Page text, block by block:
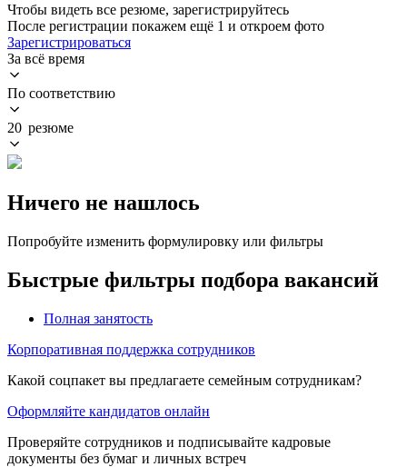
Чтобы видеть все резюме, зарегистрируйтесь
После регистрации покажем ещё 1 и откроем фото
Зарегистрироваться
За всё время
По соответствию
20 резюме
Ничего не нашлось
Попробуйте изменить формулировку или фильтры
Быстрые фильтры подбора вакансий
Полная занятость
Корпоративная поддержка сотрудников
Какой соцпакет вы предлагаете семейным сотрудникам?
Оформляйте кандидатов онлайн
Проверяйте сотрудников и подписывайте кадровые
документы без бумаг и личных встреч